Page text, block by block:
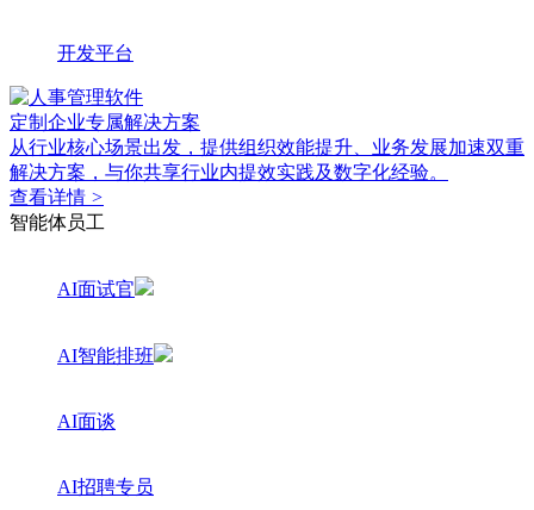
开发平台
定制企业专属解决方案
从行业核心场景出发，提供组织效能提升、业务发展加速双重
解决方案，与你共享行业内提效实践及数字化经验。
查看详情 >
智能体员工
AI面试官
AI智能排班
AI面谈
AI招聘专员